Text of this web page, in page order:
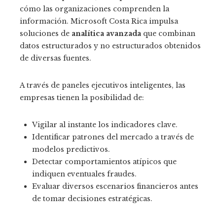
cómo las organizaciones comprenden la
información. Microsoft Costa Rica impulsa
soluciones de analítica avanzada que combinan
datos estructurados y no estructurados obtenidos
de diversas fuentes.
A través de paneles ejecutivos inteligentes, las
empresas tienen la posibilidad de:
Vigilar al instante los indicadores clave.
Identificar patrones del mercado a través de
modelos predictivos.
Detectar comportamientos atípicos que
indiquen eventuales fraudes.
Evaluar diversos escenarios financieros antes
de tomar decisiones estratégicas.